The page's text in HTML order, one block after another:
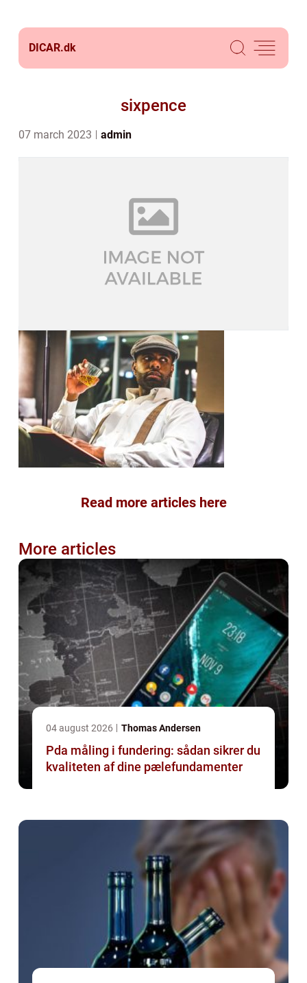
DICAR.dk
sixpence
07 march 2023 admin
Read more articles here
More articles
04 august 2026 Thomas Andersen
Pda måling i fundering: sådan sikrer du
kvaliteten af dine pælefundamenter